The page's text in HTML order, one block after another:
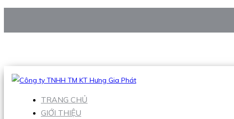
Hotline:0938 906 663
TRANG CHỦ
GIỚI THIỆU